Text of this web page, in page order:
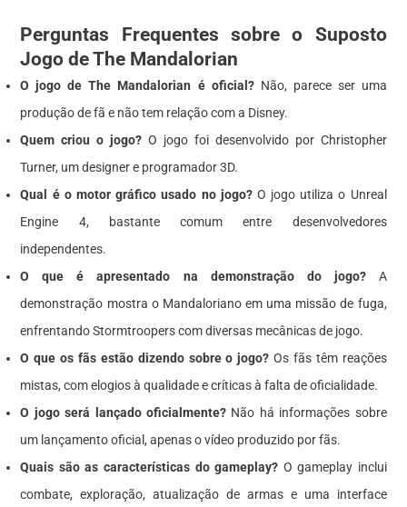
Perguntas Frequentes sobre o Suposto
Jogo de The Mandalorian
O jogo de The Mandalorian é oficial?Não, parece ser uma
produção de fã e não tem relação com a Disney.
Quem criou o jogo? O jogo foi desenvolvido por Christopher
Turner, um designer e programador 3D.
Qual é o motor gráfico usado no jogo?O jogo utiliza o Unreal
Engine 4, bastante comum entre desenvolvedores
independentes.
O que é apresentado na demonstração do jogo?A
demonstração mostra o Mandaloriano em uma missão de fuga,
enfrentando Stormtroopers com diversas mecânicas de jogo.
O que os fãs estão dizendo sobre o jogo? Os fãs têm reações
mistas, com elogios à qualidade e críticas à falta de oficialidade.
O jogo será lançado oficialmente? Não há informações sobre
um lançamento oficial, apenas o vídeo produzido por fãs.
Quais são as características do gameplay? O gameplay inclui
combate, exploração, atualização de armas e uma interface